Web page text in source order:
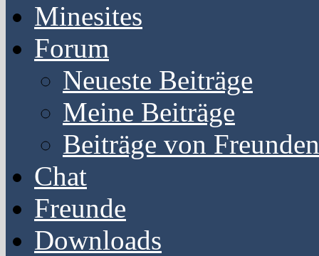
Minesites
Forum
Neueste Beiträge
Meine Beiträge
Beiträge von Freunden
Chat
Freunde
Downloads